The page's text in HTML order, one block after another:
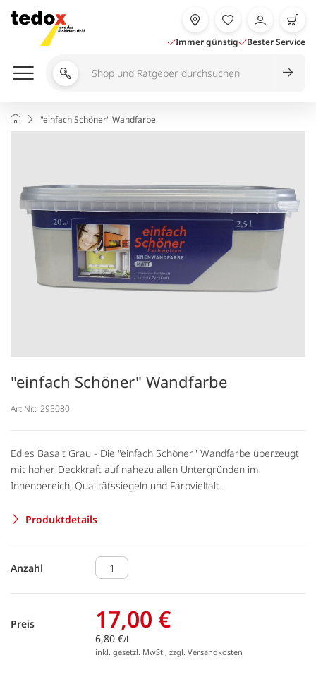
Inhalt
springen
Immer günstig Bester Service
Shop
Ratgeber
durchsuchen
Startseite"einfach Schöner" Wandfarbe
"einfach Schöner" Wandfarbe
Art.Nr.: 295080
Edles Basalt Grau - Die "einfach Schöner" Wandfarbe überzeugt
mit hoher Deckkraft auf nahezu allen Untergründen im
Innenbereich, Qualitätssiegeln und Farbvielfalt.
Produktdetails
Anzahl
Preis 17,00 €
6,80 €/l
inkl. gesetzl. MwSt., zzgl. Versandkosten